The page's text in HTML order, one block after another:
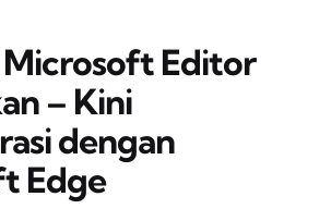
Microsoft Editor
– Kini
dengan
Edge